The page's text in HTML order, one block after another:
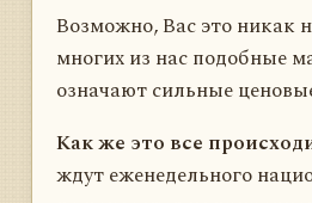
Возможно, Вас это никак
многих из нас подобные
означают сильные
Как же это все
ждут еженедельного